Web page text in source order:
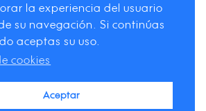
la experiencia del usuario
su navegación. Si continúas
aceptas su uso.
cookies
Aceptar